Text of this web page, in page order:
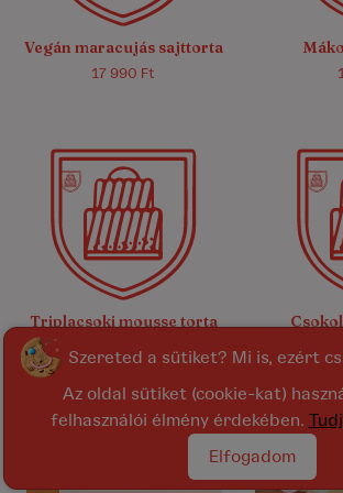
Vegán maracujás sajttorta
17 990 Ft
5.0/5 (10)
Triplacsoki mousse torta
16 990 Ft
Szereted a sütiket? Mi is, ezért
Az oldal sütiket (cookie-kat)
felhasználói élmény érdekében.
Elfogadom